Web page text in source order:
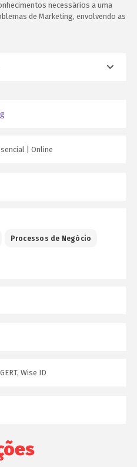
necessários a uma
de Marketing, envolvendo as
| Online
Processos de Negócio
Wise ID